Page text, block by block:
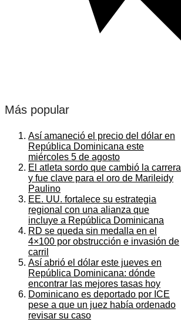
Más popular
Así amaneció el precio del dólar en
República Dominicana este
miércoles 5 de agosto
El atleta sordo que cambió la carrera
y fue clave para el oro de Marileidy
Paulino
EE. UU. fortalece su estrategia
regional con una alianza que
incluye a República Dominicana
RD se queda sin medalla en el
4×100 por obstrucción e invasión de
carril
Así abrió el dólar este jueves en
República Dominicana: dónde
encontrar las mejores tasas hoy
Dominicano es deportado por ICE
pese a que un juez había ordenado
revisar su caso